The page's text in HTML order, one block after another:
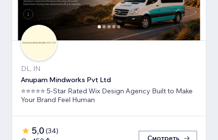
DL, IN
Anupam Mindworks Pvt Ltd
⭐⭐⭐⭐⭐ 5-Star Rated Wix Design Agency Built to Make
Your Brand Feel Human
5,0 (34)
Смотреть